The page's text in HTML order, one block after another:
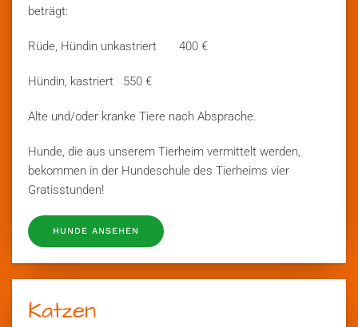
beträgt:
Rüde, Hündin unkastriert 400 €
Hündin, kastriert 550 €
Alte und/oder kranke Tiere nach Absprache.
Hunde, die aus unserem Tierheim vermittelt werden,
bekommen in der Hundeschule des Tierheims vier
Gratisstunden!
HUNDE ANSEHEN
Katzen